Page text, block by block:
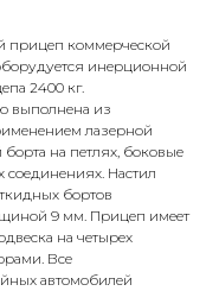
прицеп коммерческой
инерционной
2400 кг.
выполнена из
лазерной
на петлях, боковые
Настил
бортов
9 мм. Прицеп имеет
на четырех
Все
автомобилей